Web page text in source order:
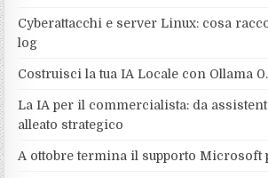
Cyberattacchi e server Linux: cosa
log
Costruisci la tua IA Locale con Ollama
La IA per il commercialista: da
alleato strategico
A ottobre termina il supporto Microsoft